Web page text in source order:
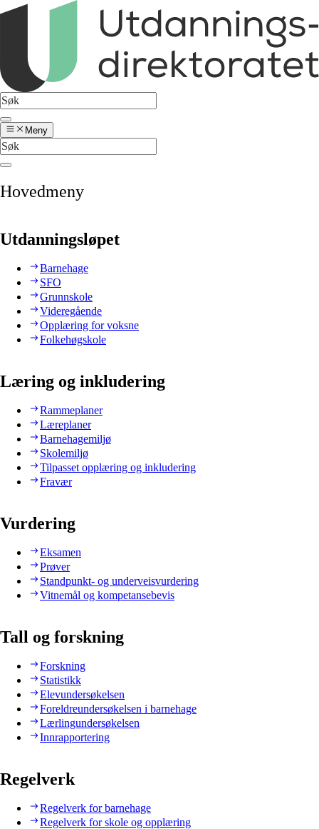
Meny
Hovedmeny
Utdanningsløpet
Barnehage
SFO
Grunnskole
Videregående
Opplæring for voksne
Folkehøgskole
Læring og inkludering
Rammeplaner
Læreplaner
Barnehagemiljø
Skolemiljø
Tilpasset opplæring og inkludering
Fravær
Vurdering
Eksamen
Prøver
Standpunkt- og underveisvurdering
Vitnemål og kompetansebevis
Tall og forskning
Forskning
Statistikk
Elevundersøkelsen
Foreldreundersøkelsen i barnehage
Lærlingundersøkelsen
Innrapportering
Regelverk
Regelverk for barnehage
Regelverk for skole og opplæring